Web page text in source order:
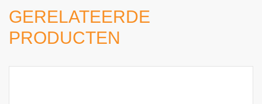
GERELATEERDE
PRODUCTEN